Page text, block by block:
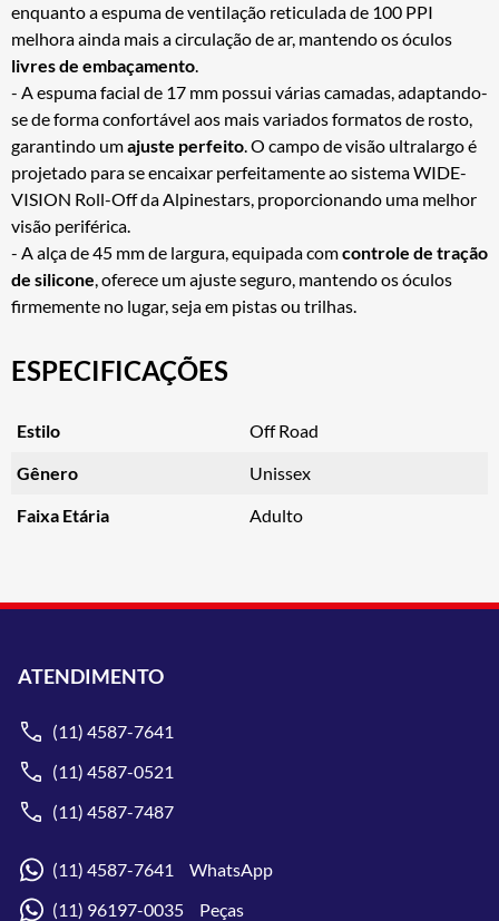
enquanto a espuma de ventilação reticulada de 100 PPI
melhora ainda mais a circulação de ar, mantendo os óculos
livres de embaçamento.
- A espuma facial de 17 mm possui várias camadas, adaptando-
se de forma confortável aos mais variados formatos de rosto,
garantindo umajuste perfeito. O campo de visão ultralargo é
projetado para se encaixar perfeitamente ao sistema WIDE-
VISION Roll-Off da Alpinestars, proporcionando uma melhor
visão periférica.
- A alça de 45 mm de largura, equipada comcontrole de tração
de silicone, oferece um ajuste seguro, mantendo os óculos
firmemente no lugar, seja em pistas ou trilhas.
ESPECIFICAÇÕES
Estilo Off Road
Gênero Unissex
Faixa Etária Adulto
ATENDIMENTO
(11) 4587-7641
(11) 4587-0521
(11) 4587-7487
(11) 4587-7641 WhatsApp
(11) 96197-0035 Peças